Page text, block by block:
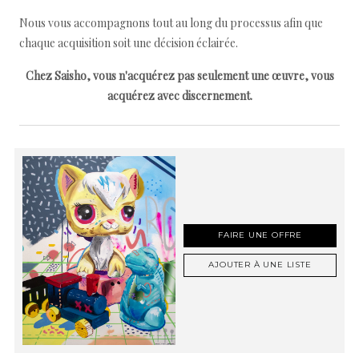
Nous vous accompagnons tout au long du processus afin que
chaque acquisition soit une décision éclairée.
Chez Saisho, vous n'acquérez pas seulement une œuvre, vous
acquérez avec discernement.
FAIRE UNE OFFRE
AJOUTER À UNE LISTE